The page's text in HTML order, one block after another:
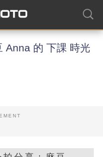
Anna 的 下課 時光